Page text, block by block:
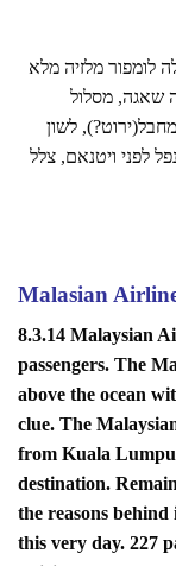
לומפור מלזיה מלא
שאגה, מסלול
לשון
לפני ויטנאם, צלל
Malasian
8.3.14 Malaysian
passengers. The
above the ocean
clue. The
from Kuala
destination.
the reasons
this very day. 227